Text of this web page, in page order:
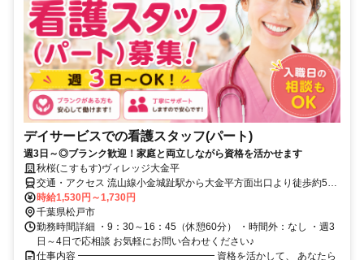
デイサービスでの看護スタッフ(パート)
週3日～◎ブランク歓迎！家庭と両立しながら資格を活かせます
秋桜(こすもす)ヴィレッジ大金平
交通・アクセス 流山線小金城趾駅から大金平方面出口より徒歩約5分
、JR北小金駅から北口より徒歩約17分、JR新松戸駅から北口より徒
歩約20分
時給1,530円～1,730円
千葉県松戸市
勤務時間詳細 ・9：30～16：45（休憩60分） ・時間外：なし ・週3
日～4日で応相談 お気軽にお問い合わせください♪
仕事内容 ━━━━━━━━━━━━━━ 資格を活かして、 あなたら